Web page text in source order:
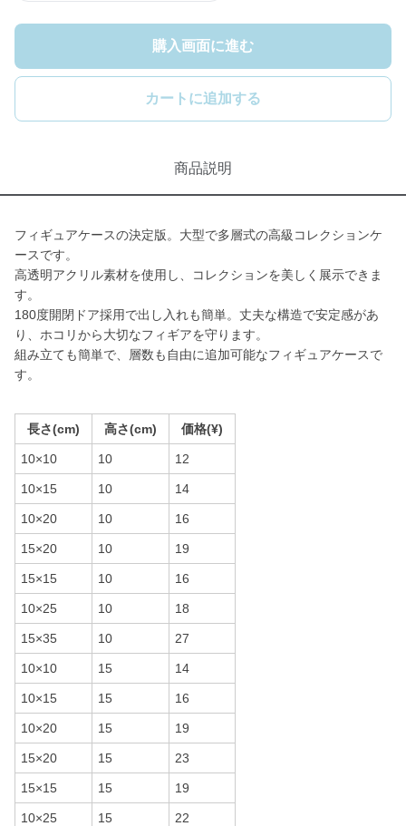
購入画面に進む
カートに追加する
商品説明
フィギュアケースの決定版。大型で多層式の高級コレクションケ
ースです。
高透明アクリル素材を使用し、コレクションを美しく展示できま
す。
180度開閉ドア採用で出し入れも簡単。丈夫な構造で安定感があ
り、ホコリから大切なフィギアを守ります。
組み立ても簡単で、層数も自由に追加可能なフィギュアケースで
す。
長さ(cm) 高さ(cm) 価格(¥)
10×10 10 12
10×15 10 14
10×20 10 16
15×20 10 19
15×15 10 16
10×25 10 18
15×35 10 27
10×10 15 14
10×15 15 16
10×20 15 19
15×20 15 23
15×15 15 19
10×25 15 22